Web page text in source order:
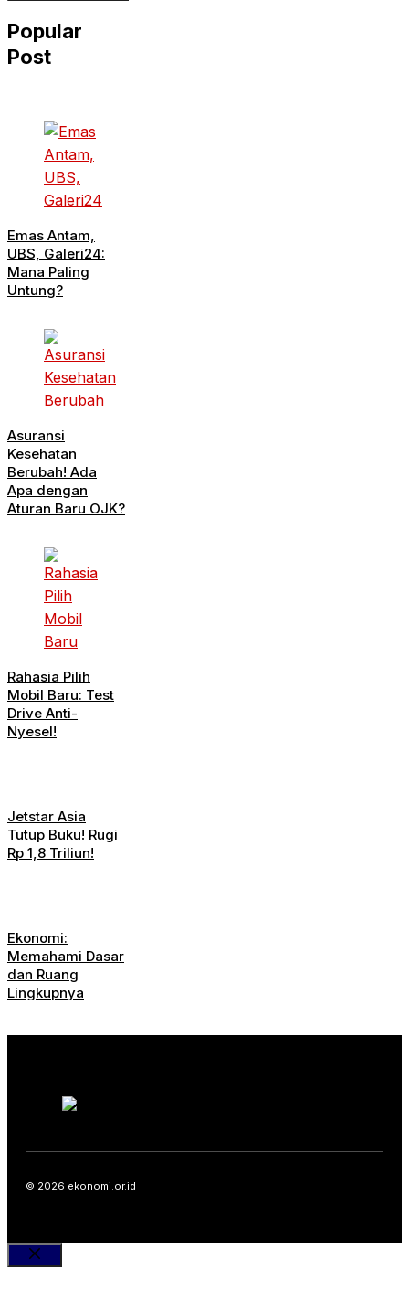
Popular
Post
Emas Antam,
UBS, Galeri24:
Mana Paling
Untung?
Asuransi
Kesehatan
Berubah! Ada
Apa dengan
Aturan Baru OJK?
Rahasia Pilih
Mobil Baru: Test
Drive Anti-
Nyesel!
Jetstar Asia
Tutup Buku! Rugi
Rp 1,8 Triliun!
Ekonomi:
Memahami Dasar
dan Ruang
Lingkupnya
© 2026 ekonomi.or.id
Close